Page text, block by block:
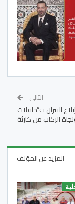
التالي
النيران ب”حافلات
الركاب من كارثة
المزيد عن المؤلف